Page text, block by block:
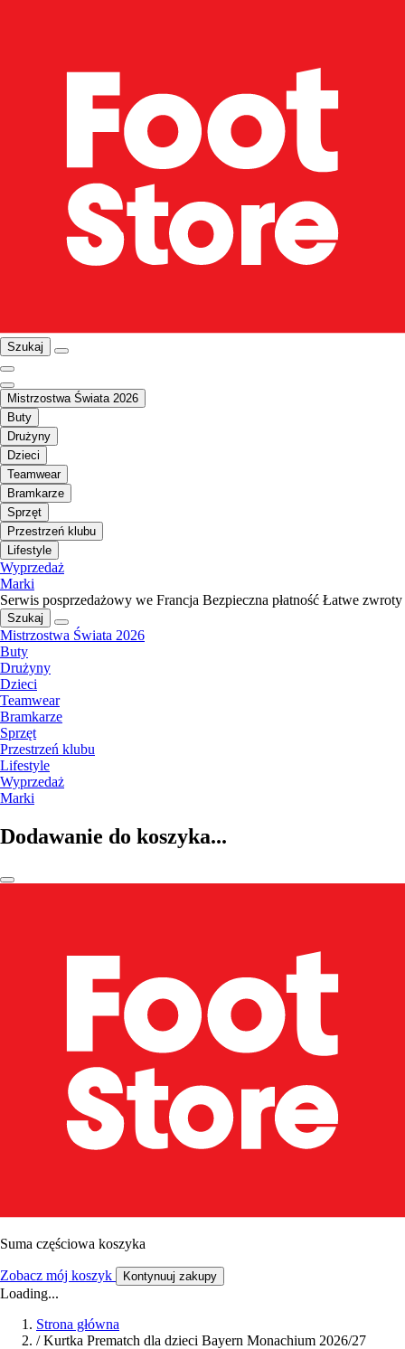
Szukaj
Mistrzostwa Świata 2026
Buty
Drużyny
Dzieci
Teamwear
Bramkarze
Sprzęt
Przestrzeń klubu
Lifestyle
Wyprzedaż
Marki
Serwis posprzedażowy we Francja Bezpieczna płatność Łatwe zwroty
Szukaj
Mistrzostwa Świata 2026
Buty
Drużyny
Dzieci
Teamwear
Bramkarze
Sprzęt
Przestrzeń klubu
Lifestyle
Wyprzedaż
Marki
Dodawanie do koszyka...
Suma częściowa koszyka
Zobacz mój koszyk Kontynuuj zakupy
Loading...
Strona główna
/ Kurtka Prematch dla dzieci Bayern Monachium 2026/27